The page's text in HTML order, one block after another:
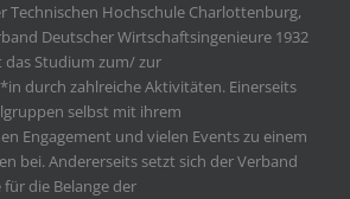
Technischen Hochschule Charlottenburg,
Deutscher Wirtschaftsingenieure 1932
das Studium zum/ zur
durch zahlreiche Aktivitäten. Einerseits
selbst mit ihrem
Engagement und vielen Events zu einem
bei. Andererseits setzt sich der Verband
die Belange der